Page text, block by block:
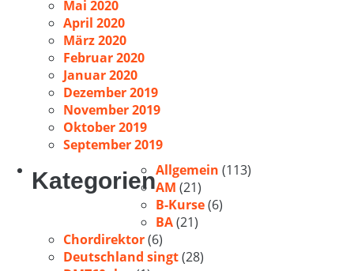
Mai 2020
April 2020
März 2020
Februar 2020
Januar 2020
Dezember 2019
November 2019
Oktober 2019
September 2019
KategorienAllgemein (113)
AM (21)
B-Kurse(6)
BA(21)
Chordirektor(6)
Deutschland singt(28)